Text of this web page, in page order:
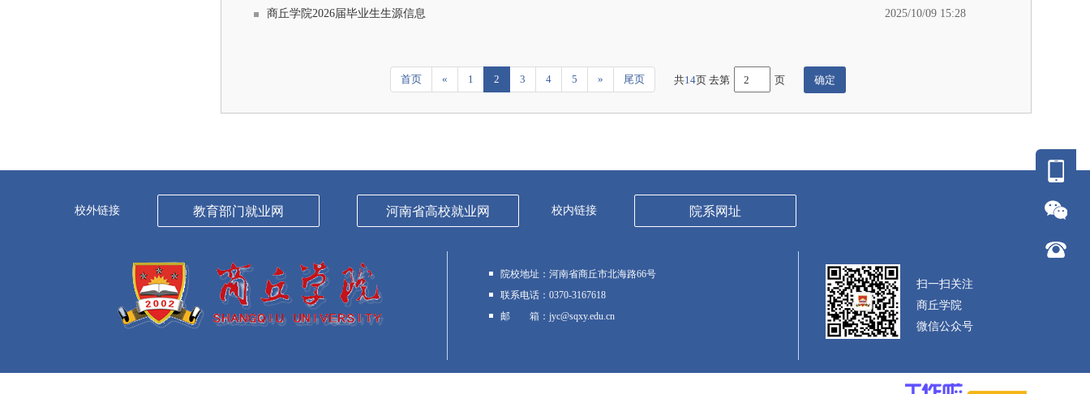
商丘学院2026届毕业生生源信息 2025/10/09 15:28
首页 « 1 2 3 4 5 » 尾页 共14页 去第 页
校外链接 教育部门就业网 河南省高校就业网 校内链接 院系网址
院校地址： 河南省商丘市北海路66号
联系电话： 0370-3167618
邮 箱： jyc@sqxy.edu.cn
扫一扫关注
商丘学院
微信公众号